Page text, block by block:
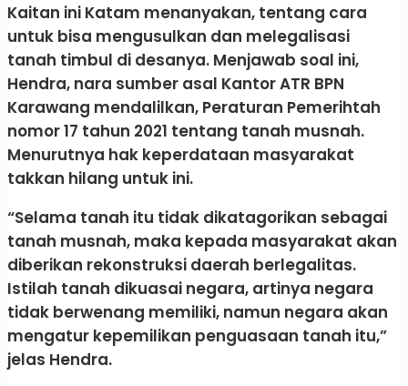
Kaitan ini Katam menanyakan, tentang cara
untuk bisa mengusulkan dan melegalisasi
tanah timbul di desanya. Menjawab soal ini,
Hendra, nara sumber asal Kantor ATR BPN
Karawang mendalilkan, Peraturan Pemerihtah
nomor 17 tahun 2021 tentang tanah musnah.
Menurutnya hak keperdataan masyarakat
takkan hilang untuk ini.
“Selama tanah itu tidak dikatagorikan sebagai
tanah musnah, maka kepada masyarakat akan
diberikan rekonstruksi daerah berlegalitas.
Istilah tanah dikuasai negara, artinya negara
tidak berwenang memiliki, namun negara akan
mengatur kepemilikan penguasaan tanah itu,”
jelas Hendra.